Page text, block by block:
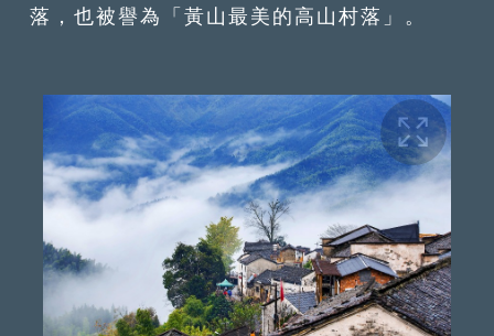
落，也被譽為「黃山最美的高山村落」。